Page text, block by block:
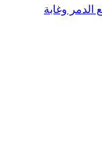
الدمر وغابة